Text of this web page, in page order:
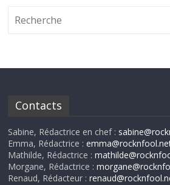
Contacts
Sabine, Rédactrice en chef :
Emma, Rédactrice :
Mathilde, Rédactrice :
Morgane, Rédactrice :
Renaud, Rédacteur :